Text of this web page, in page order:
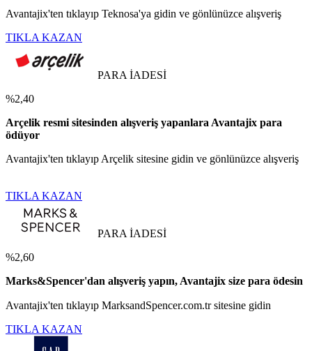
Avantajix'ten tıklayıp Teknosa'ya gidin ve gönlünüzce alışveriş
TIKLA KAZAN
PARA İADESİ
%2,40
Arçelik resmi sitesinden alışveriş yapanlara Avantajix para
ödüyor
Avantajix'ten tıklayıp Arçelik sitesine gidin ve gönlünüzce alışveriş
TIKLA KAZAN
PARA İADESİ
%2,60
Marks&Spencer'dan alışveriş yapın, Avantajix size para ödesin
Avantajix'ten tıklayıp MarksandSpencer.com.tr sitesine gidin
TIKLA KAZAN